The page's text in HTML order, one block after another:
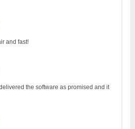
and fast!
the software as promised and it